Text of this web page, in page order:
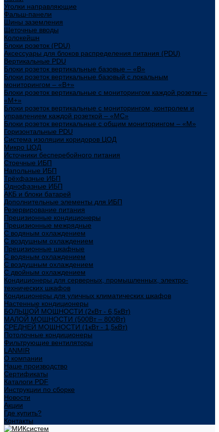
Уголки направляющие
Фальш-панели
Шины заземления
Щеточные вводы
Колокейшн
Блоки розеток (PDU)
Аксессуары для блоков распределения питания (PDU)
Вертикальные PDU
Блоки розеток вертикальные базовые – «В»
Блоки розеток вертикальные базовый с локальным
мониторингом – «В+»
Блоки розеток вертикальные с мониторингом каждой розетки –
«М+»
Блоки розеток вертикальные с мониторингом, контролем и
управлением каждой розеткой – «МС»
Блоки розеток вертикальные с общим мониторингом – «М»
Горизонтальные PDU
Система изоляции коридоров ЦОД
Микро ЦОД
Источники бесперебойного питания
Стоечные ИБП
Напольные ИБП
Трёхфазные ИБП
Однофазные ИБП
АКБ и блоки батарей
Дополнительные элементы для ИБП
Резервирование питания
Прецизионные кондиционеры
Прецизионные межрядные
С водяным охлаждением
С воздушным охлаждением
Прецизионные шкафные
С водяным охлаждением
С воздушным охлаждением
С двойным охлаждением
Кондиционеры для серверных, промышленных, электро-
технических шкафов
Кондиционеры для уличных климатических шкафов
Настенные кондиционеры
БОЛЬШОЙ МОЩНОСТИ (2кВт - 6,5кВт)
МАЛОЙ МОЩНОСТИ (500Вт – 800Вт)
СРЕДНЕЙ МОЩНОСТИ (1кВт - 1,5кВт)
Потолочные кондиционеры
Фильтрующие вентиляторы
LANMIR
О компании
Наше производство
Сертификаты
Каталоги PDF
Инструкции по сборке
Новости
Акции
Где купить?
Контакты